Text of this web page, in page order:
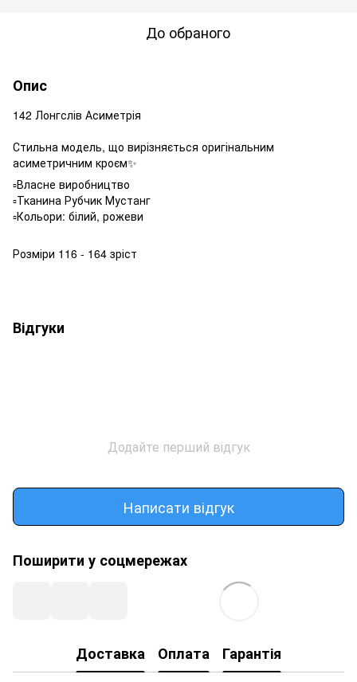
До обраного
Опис
142 Лонгслів Асиметрія
Стильна модель, що вирізняється оригінальним
асиметричним кроєм✨
▫️Власне виробництво
▫️Тканина Рубчик Мустанг
▫️Кольори: білий, рожеви
Розміри 116 - 164 зріст
Відгуки
Додайте перший відгук
Написати відгук
Поширити у соцмережах
Доставка Оплата
Гарантія